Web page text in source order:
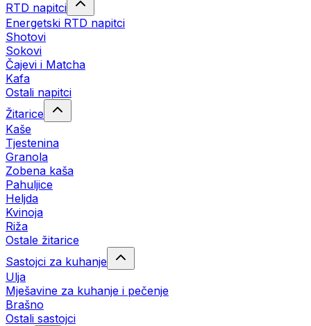
RTD napitci
Energetski RTD napitci
Shotovi
Sokovi
Čajevi i Matcha
Kafa
Ostali napitci
Žitarice
Kaše
Tjestenina
Granola
Zobena kaša
Pahuljice
Heljda
Kvinoja
Riža
Ostale žitarice
Sastojci za kuhanje
Ulja
Mješavine za kuhanje i pečenje
Brašno
Ostali sastojci